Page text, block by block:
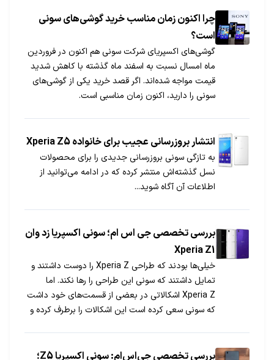
چرا اکنون زمان مناسب خرید گوشی‌های سونی
است؟
گوشی‌های اکسپریای شرکت سونی هم اکنون در فروردین
ماه امسال نسبت به اسفند ماه گذشته با کاهش شدید
قیمت مواجه شده‌اند. اگر قصد خرید یکی از گوشی‌های
سونی را دارید، اکنون زمان مناسبی است.
انتشار بروزرسانی عجیب برای خانواده Xperia Z5
به تازگی سونی بروزرسانی جدیدی را برای محصولات
نسل گذشته‌اش منتشر کرده که در ادامه می‌توانید از
اطلاعات آن آگاه شوید...
بررسی تخصصی جی اس ام؛ سونی اکسپریا زد وان
Xperia Z1
خیلی‌ها بودند که طراحی Xperia Z را دوست داشتند و
تمایل داشتند که سونی این طراحی را رها نکند. اما
Xperia Z اشکالاتی در بعضی از قسمت‌های خود داشت
که سونی سعی کرده است این اشکالات را برطرف کرده و
بررسی تخصصی جی‌اس‌ام: سونی اکسپریا Z5؛